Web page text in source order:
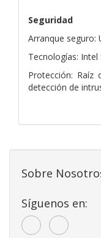
Seguridad
Arranque seguro:
Tecnologías: Intel
Protección: Raíz
detección de
Sobre
Síguenos en: